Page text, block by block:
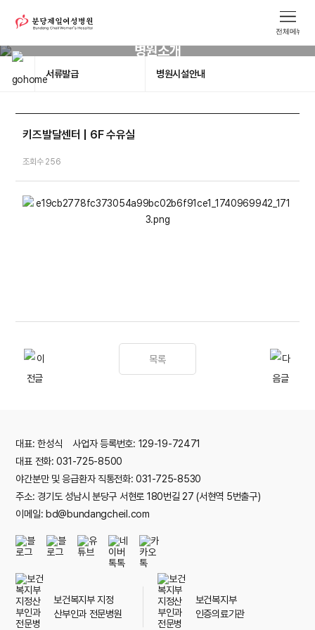
병원소개
서류발급 병원시설안내
키즈발달센터 | 6F 수유실
조회수 256
목록
대표: 한성식 사업자 등록번호: 129-19-72471
대표 전화: 031-725-8500
야간분만 및 응급환자 직통전화: 031-725-8530
주소: 경기도 성남시 분당구 서현로 180번길 27 (서현역 5번출구)
이메일: bd@bundangcheil.com
보건복지부 지정
산부인과 전문병원
보건복지부
인증의료기관